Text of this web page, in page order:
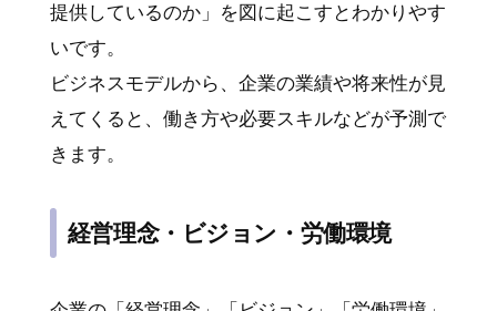
提供しているのか」を図に起こすとわかりやす
いです。
ビジネスモデルから、企業の業績や将来性が見
えてくると、働き方や必要スキルなどが予測で
きます。
経営理念・ビジョン・労働環境